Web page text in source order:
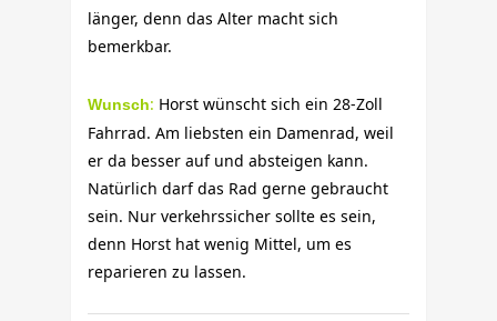
länger, denn das Alter macht sich
bemerkbar.
Wunsch: Horst wünscht sich ein 28-Zoll
Fahrrad. Am liebsten ein Damenrad, weil
er da besser auf und absteigen kann.
Natürlich darf das Rad gerne gebraucht
sein. Nur verkehrssicher sollte es sein,
denn Horst hat wenig Mittel, um es
reparieren zu lassen.